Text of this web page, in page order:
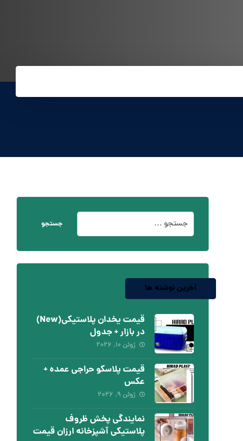
جستجو
آخرین نوشته ها
قیمت یخدان پلاستیکی(New)
در بازار + جدول
ژوئن ۱۰, ۲۰۲۶
قیمت پلاسکو حراجی عمده +
عکس
ژوئن ۹, ۲۰۲۶
نمایندگی پخش ظروف
پلاستیکی آشپزخانه ارزان قیمت